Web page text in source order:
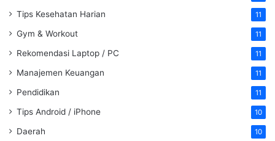
Tips Kesehatan Harian 11
Gym & Workout 11
Rekomendasi Laptop / PC 11
Manajemen Keuangan 11
Pendidikan 11
Tips Android / iPhone 10
Daerah 10